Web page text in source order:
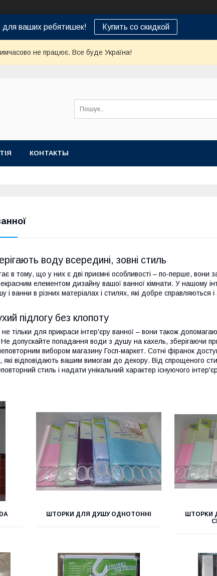
для ваших ребятишек! Купить со скидкой
не працює. Все буде Україна!
КОНТАКТЫ
воду всередині, зовні стиль
в тому, що у них є дві приємні особливості – по-перше, вони
елементом дизайну вашої ванної кімнати. У нашому
ванни в різних матеріалах і стилях, які добре справляються
підлогу без клопоту
тільки для прикраси інтер'єру ванної – вони також
Не допускайте попадання води з душу на кахель, зберігаючи
вибором магазину Госп-маркет. Сотні фіранок
які відповідають вашим вимогам до декору. Від спрощеного
стиль і надати унікальний характер існуючого
ШТОРКИ ДЛЯ ДУШУ ОДНОТОННІ
ШТОРКИ